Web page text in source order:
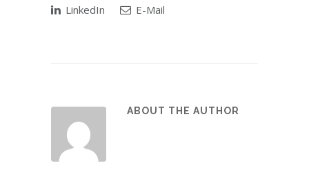
LinkedIn
E-Mail
ABOUT THE AUTHOR